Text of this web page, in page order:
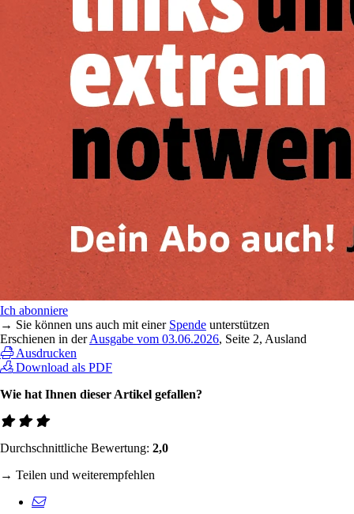
Ich abonniere
→ Sie können uns auch mit einer Spende unterstützen
Erschienen in derAusgabe vom 03.06.2026, Seite 2, Ausland
Ausdrucken
Download als PDF
Wie hat Ihnen dieser Artikel gefallen?
Durchschnittliche Bewertung: 2,0
→ Teilen und weiterempfehlen